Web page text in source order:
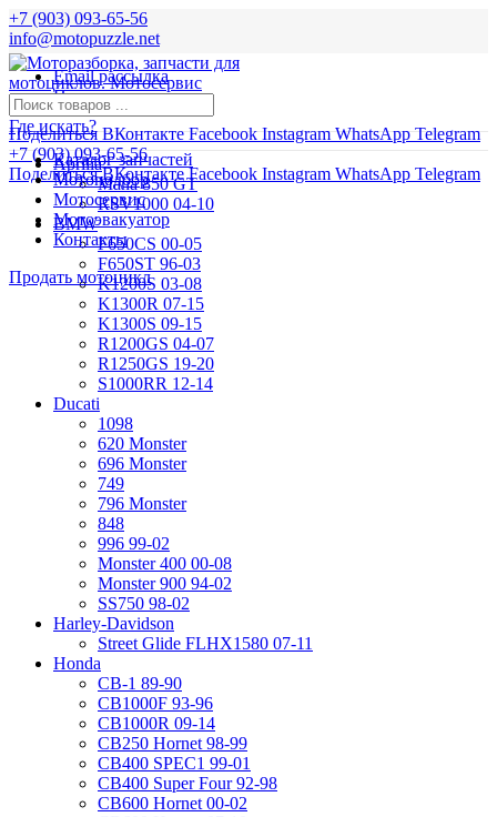
+7 (903) 093-65-56
info@motopuzzle.net
Email рассылка
Новости
Поделиться ВКонтакте Facebook Instagram WhatsApp Telegram
+7 (903) 093-65-56
Поделиться ВКонтакте Facebook Instagram WhatsApp Telegram
Где искать?
Aprilia
Mana 850 GT
RSV1000 04-10
BMW
F650CS 00-05
F650ST 96-03
K1200S 03-08
K1300R 07-15
K1300S 09-15
R1200GS 04-07
R1250GS 19-20
S1000RR 12-14
Ducati
1098
620 Monster
696 Monster
749
796 Monster
848
996 99-02
Monster 400 00-08
Monster 900 94-02
SS750 98-02
Harley-Davidson
Street Glide FLHX1580 07-11
Honda
CB-1 89-90
CB1000F 93-96
CB1000R 09-14
CB250 Hornet 98-99
CB400 SPEC1 99-01
CB400 Super Four 92-98
CB600 Hornet 00-02
Каталог запчастей
Мотоподбор
Мотосервис
Мотоэвакуатор
Контакты
Продать мотоцикл